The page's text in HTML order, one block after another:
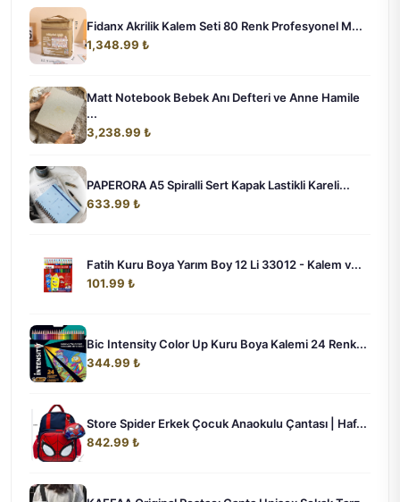
Fidanx Akrilik Kalem Seti 80 Renk Profesyonel M...
1,348.99 ₺
Matt Notebook Bebek Anı Defteri ve Anne Hamile
...
3,238.99 ₺
PAPERORA A5 Spiralli Sert Kapak Lastikli Kareli...
633.99 ₺
Fatih Kuru Boya Yarım Boy 12 Li 33012 - Kalem v...
101.99 ₺
Bic Intensity Color Up Kuru Boya Kalemi 24 Renk...
344.99 ₺
Store Spider Erkek Çocuk Anaokulu Çantası | Haf...
842.99 ₺